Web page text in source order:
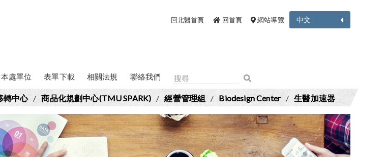
回北醫首頁 回首頁 網站導覽 中文
本處單位 表單下載 相關法規 聯絡我們
轉中心 / 商品化規劃中心(TMU SPARK) / 經營管理組 / Biodesign Center / 生醫加速器